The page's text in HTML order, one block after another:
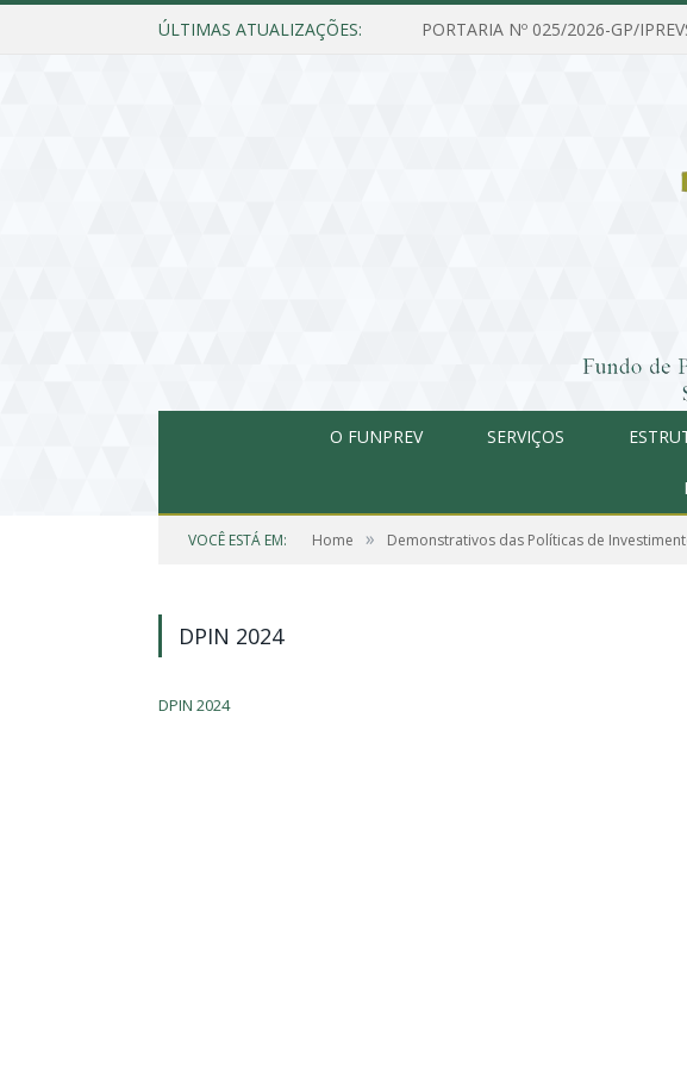
ÚLTIMAS ATUALIZAÇÕES:
O FUNPREV SERVIÇOS
VOCÊ ESTÁ EM: Home » Demonstrativos das Políticas de
DPIN 2024
DPIN 2024